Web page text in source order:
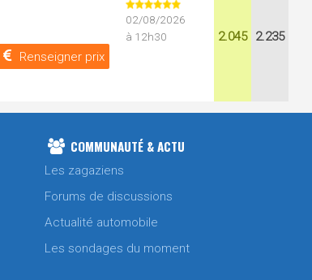
Renseigner prix
02/08/2026
à 12h30
2.045 2.235
COMMUNAUTÉ & ACTU
Les zagaziens
Forums de discussions
Actualité automobile
Les sondages du moment